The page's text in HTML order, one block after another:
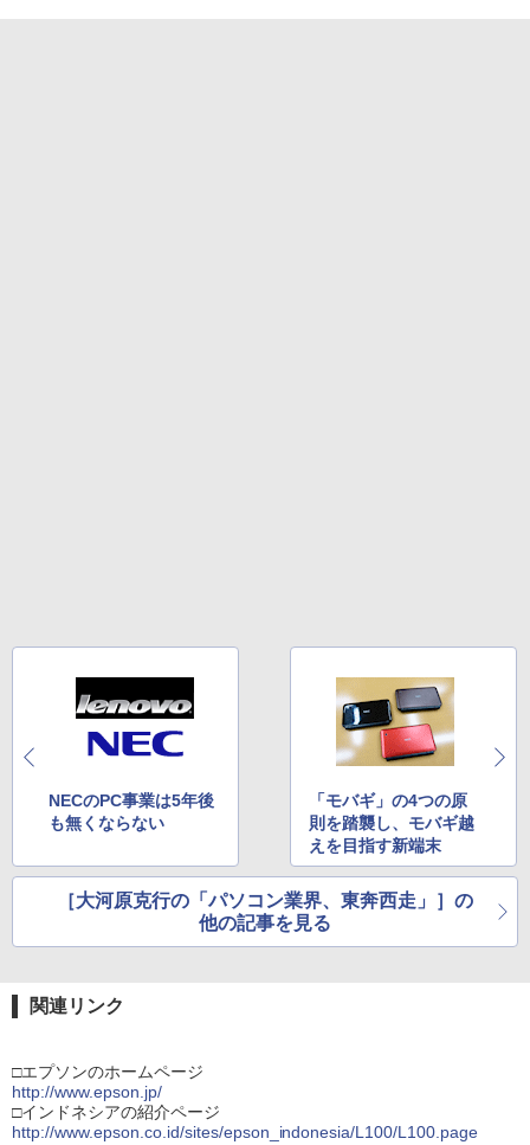
NECのPC事業は5年後
も無くならない
「モバギ」の4つの原
則を踏襲し、モバギ越
えを目指す新端末
［大河原克行の「パソコン業界、東奔西走」］の
他の記事を見る
関連リンク
□エプソンのホームページ
http://www.epson.jp/
□インドネシアの紹介ページ
http://www.epson.co.id/sites/epson_indonesia/L100/L100.page